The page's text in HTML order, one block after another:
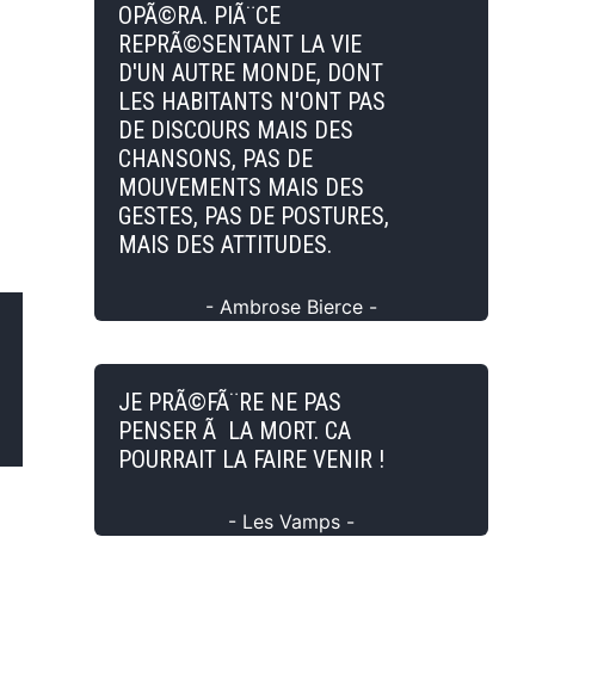
OPÃ©RA. PIÃ¨CE
REPRÃ©SENTANT LA VIE
D'UN AUTRE MONDE, DONT
LES HABITANTS N'ONT PAS
DE DISCOURS MAIS DES
CHANSONS, PAS DE
MOUVEMENTS MAIS DES
GESTES, PAS DE POSTURES,
MAIS DES ATTITUDES.
- Ambrose Bierce -
JE PRÃ©FÃ¨RE NE PAS
PENSER Ã LA MORT. CA
POURRAIT LA FAIRE VENIR !
- Les Vamps -